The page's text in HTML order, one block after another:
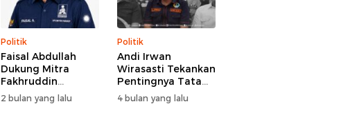
Politik
Faisal Abdullah
Dukung Mitra
Fakhruddin
Nahkodai BM PAN
Periode 2026-2031
2 bulan yang lalu
Politik
Andi Irwan
Wirasasti Tekankan
Pentingnya Tata
Kelola Terintegrasi
Sektor Peternakan
4 bulan yang lalu